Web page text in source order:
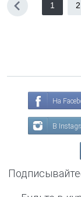
1 2
На
В